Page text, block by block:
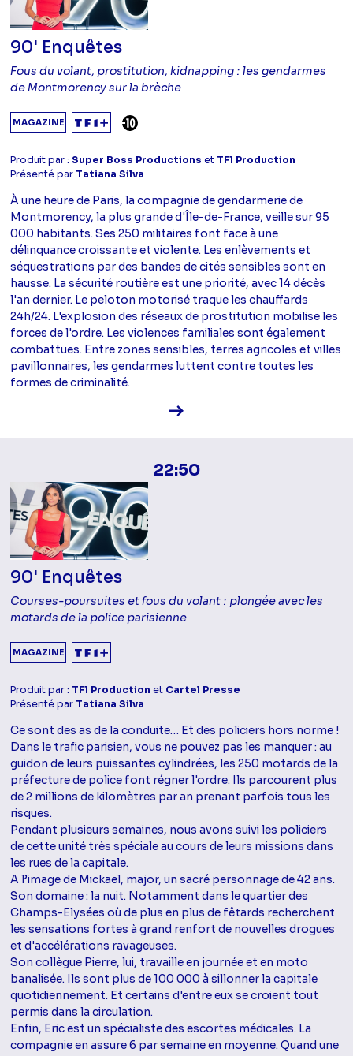
90' Enquêtes
Fous du volant, prostitution, kidnapping : les gendarmes
de Montmorency sur la brèche
MAGAZINE
Produit par :Super Boss Productions et TF1 Production
Présenté par Tatiana Silva
À une heure de Paris, la compagnie de gendarmerie de
Montmorency, la plus grande d'Île-de-France, veille sur 95
000 habitants. Ses 250 militaires font face à une
délinquance croissante et violente. Les enlèvements et
séquestrations par des bandes de cités sensibles sont en
hausse. La sécurité routière est une priorité, avec 14 décès
l'an dernier. Le peloton motorisé traque les chauffards
24h/24. L'explosion des réseaux de prostitution mobilise les
forces de l'ordre. Les violences familiales sont également
combattues. Entre zones sensibles, terres agricoles et villes
pavillonnaires, les gendarmes luttent contre toutes les
formes de criminalité.
Voir la fiche diffusion
22:50
90' Enquêtes
Courses-poursuites et fous du volant : plongée avec les
motards de la police parisienne
MAGAZINE
Produit par : TF1 Production et Cartel Presse
Présenté par Tatiana Silva
Ce sont des as de la conduite… Et des policiers hors norme !
Dans le trafic parisien, vous ne pouvez pas les manquer : au
guidon de leurs puissantes cylindrées, les 250 motards de la
préfecture de police font régner l'ordre. Ils parcourent plus
de 2 millions de kilomètres par an prenant parfois tous les
risques.
Pendant plusieurs semaines, nous avons suivi les policiers
de cette unité très spéciale au cours de leurs missions dans
les rues de la capitale.
A l’image de Mickael, major, un sacré personnage de 42 ans.
Son domaine : la nuit. Notamment dans le quartier des
Champs-Elysées où de plus en plus de fêtards recherchent
les sensations fortes à grand renfort de nouvelles drogues
et d'accélérations ravageuses.
Son collègue Pierre, lui, travaille en journée et en moto
banalisée. Ils sont plus de 100 000 à sillonner la capitale
quotidiennement. Et certains d'entre eux se croient tout
permis dans la circulation.
Enfin, Eric est un spécialiste des escortes médicales. La
compagnie en assure 6 par semaine en moyenne. Quand une